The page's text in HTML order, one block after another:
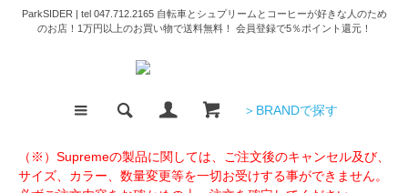
ParkSIDER | tel 047.712.2165 自転車とシュプリームとコーヒーが好きな人のため
のお店！1万円以上のお買い物で送料無料！ 会員登録で5％ポイント還元！
＞BRANDで探す
（※）Supremeの製品に関しては、ご注文後のキャンセル及び、
サイズ、カラー、数量変更等を一切お受けする事ができません。